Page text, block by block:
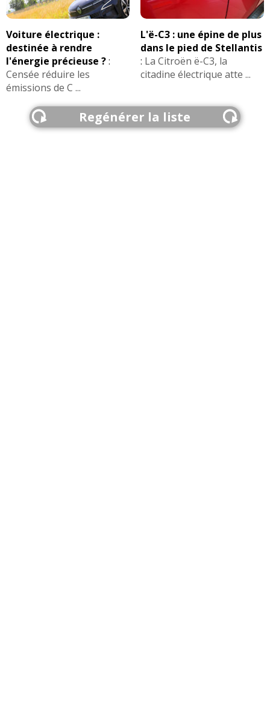
Voiture électrique :
destinée à rendre
l'énergie précieuse ?:
Censée réduire les
émissions de C ...
L'ë-C3 : une épine de plus
dans le pied de Stellantis
: La Citroën ë-C3, la
citadine électrique atte ...
Regénérer la liste